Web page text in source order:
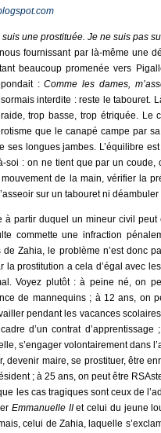
une prostituée. Je ne suis pas
fournissant par là-même une
beaucoup promenée vers
:Comme les dames,
interdite : reste le tabouret.
trop basse, trop étriquée. Le
que le canapé campe par
ses longues jambes. L’équilibre
soi : on ne tient que par un coude,
mouvement de la main, vérifier la
sur un tabouret ni déambuler
à partir duquel un mineur civil
commette une infraction
Zahia, le problème n’est donc
prostitution a cela d’égal avec
Voyez plutôt : à peine né, on
de mannequins ; à 12 ans, on
pendant les vacances
d’un contrat
s’engager volontairement dans
devenir maire, se prostituer, être
; à 25 ans, on peut être
les cas tragiques sont ceux de
Emmanuelle IIet celui du jeune
celui de Zahia, laquelle